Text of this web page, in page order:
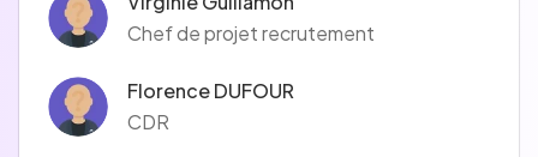
Chef de projet recrutement
Florence DUFOUR
CDR